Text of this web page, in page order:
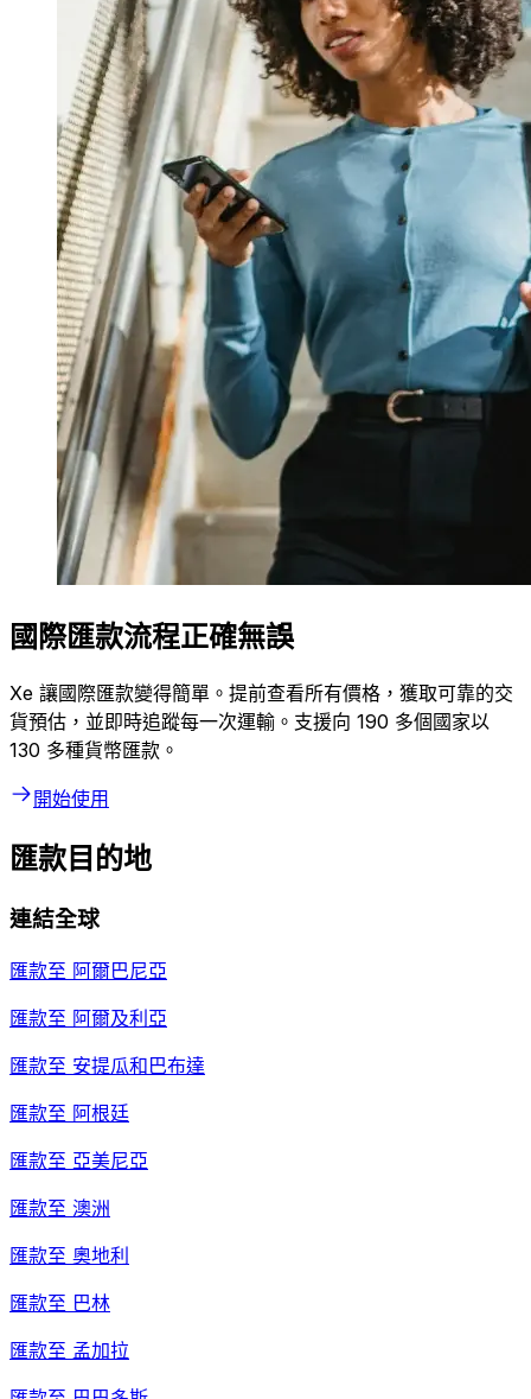
國際匯款流程正確無誤
Xe 讓國際匯款變得簡單。提前查看所有價格，獲取可靠的交
貨預估，並即時追蹤每一次運輸。支援向 190 多個國家以
130 多種貨幣匯款。
開始使用
匯款目的地
連結全球
匯款至 阿爾巴尼亞
匯款至 阿爾及利亞
匯款至 安提瓜和巴布達
匯款至 阿根廷
匯款至 亞美尼亞
匯款至 澳洲
匯款至 奧地利
匯款至 巴林
匯款至 孟加拉